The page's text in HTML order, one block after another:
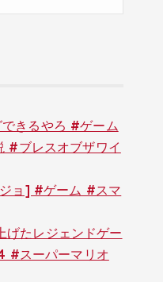
きるやろ #ゲーム
#ブレスオブザワイ
ョ] #ゲーム #スマ
げたレジェンドゲー
#スーパーマリオ